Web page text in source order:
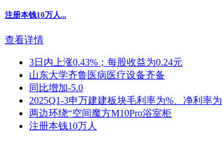
注册本钱10万人...
查看详情
3日内上涨0.43%；每股收益为0.24元
山东大学齐鲁医病医疗设备齐备
同比增加-5.0
2025Q1-3申万建建板块毛利率为%、净利率为
两边环绕“空间魔方M10Pro浴室柜
注册本钱10万人